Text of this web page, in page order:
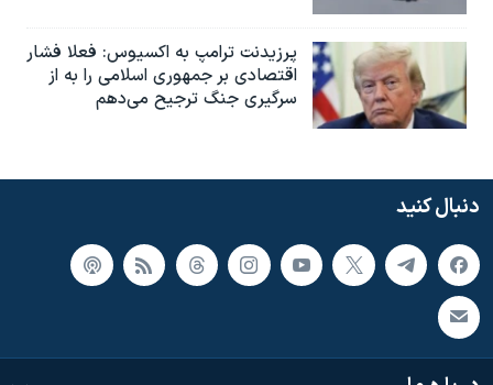
پرزیدنت ترامپ به اکسیوس: فعلا فشار
اقتصادی بر جمهوری اسلامی را به از
سرگیری جنگ ترجیح می‌دهم
دنبال کنید